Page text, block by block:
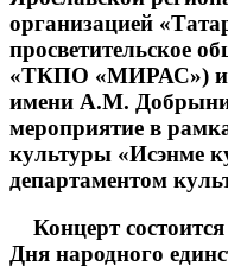
организацией
просветительское
«ТКПО «МИРАС») и
имени А.М.
мероприятие в
культуры «Исэнме
департаментом
Концерт
Дня народного